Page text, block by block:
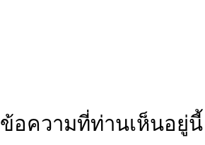
อความที่ท่านเห็นอยู่นี้